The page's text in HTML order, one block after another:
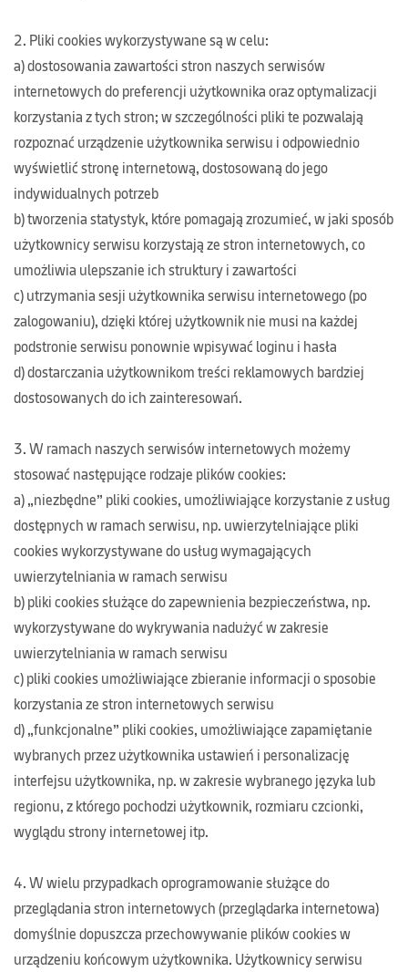
2. Pliki cookies wykorzystywane są w celu:
a) dostosowania zawartości stron naszych serwisów
internetowych do preferencji użytkownika oraz optymalizacji
korzystania z tych stron; w szczególności pliki te pozwalają
rozpoznać urządzenie użytkownika serwisu i odpowiednio
wyświetlić stronę internetową, dostosowaną do jego
indywidualnych potrzeb
b) tworzenia statystyk, które pomagają zrozumieć, w jaki sposób
użytkownicy serwisu korzystają ze stron internetowych, co
umożliwia ulepszanie ich struktury i zawartości
c) utrzymania sesji użytkownika serwisu internetowego (po
zalogowaniu), dzięki której użytkownik nie musi na każdej
podstronie serwisu ponownie wpisywać loginu i hasła
d) dostarczania użytkownikom treści reklamowych bardziej
dostosowanych do ich zainteresowań.
3. W ramach naszych serwisów internetowych możemy
stosować następujące rodzaje plików cookies:
a) „niezbędne” pliki cookies, umożliwiające korzystanie z usług
dostępnych w ramach serwisu, np. uwierzytelniające pliki
cookies wykorzystywane do usług wymagających
uwierzytelniania w ramach serwisu
b) pliki cookies służące do zapewnienia bezpieczeństwa, np.
wykorzystywane do wykrywania nadużyć w zakresie
uwierzytelniania w ramach serwisu
c) pliki cookies umożliwiające zbieranie informacji o sposobie
korzystania ze stron internetowych serwisu
d) „funkcjonalne” pliki cookies, umożliwiające zapamiętanie
wybranych przez użytkownika ustawień i personalizację
interfejsu użytkownika, np. w zakresie wybranego języka lub
regionu, z którego pochodzi użytkownik, rozmiaru czcionki,
wyglądu strony internetowej itp.
4. W wielu przypadkach oprogramowanie służące do
przeglądania stron internetowych (przeglądarka internetowa)
domyślnie dopuszcza przechowywanie plików cookies w
urządzeniu końcowym użytkownika. Użytkownicy serwisu